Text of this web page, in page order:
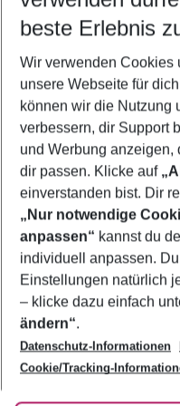
2 Erwachsene Keine
Mehr
Footer
Footer navigation
Über uns
AGB
Bestpreisgarantie
Cookie-Einstellungen
Cookie-Richtlinie
Agenturbetreuung
Barrierefreies Reisen
Folge uns
beste Erlebnis
Wir verwenden Cookies
unsere Webseite für
können wir die Nutzung
verbessern, dir Support
und Werbung anzeigen,
dir passen. Klicke auf
einverstanden bist. Dir
„Nur notwendige
anpassen“ kannst du
individuell anpassen.
Einstellungen natürlich
– klicke dazu einfach
ändern“.
Datenschutz-Informationen
Cookie/Tracking-